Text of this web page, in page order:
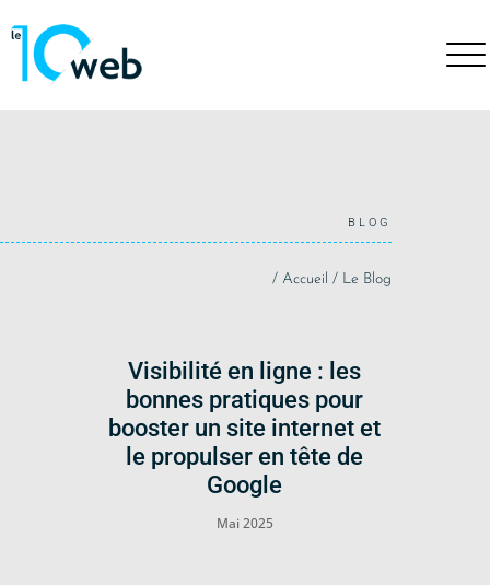
BLOG
/ Accueil / Le Blog
Visibilité en ligne : les
bonnes pratiques pour
booster un site internet et
le propulser en tête de
Google
Mai 2025